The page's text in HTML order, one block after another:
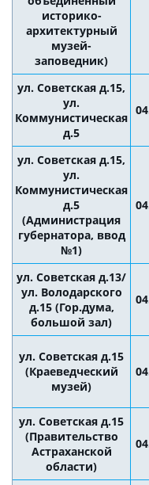
историко-
архитектурный
музей-
заповедник)
ул. Советская д.15,
ул.
Коммунистическая
д.5
ул. Советская д.15,
ул.
Коммунистическая
д.5
(Администрация
губернатора, ввод
№1)
ул. Советская д.13/
ул. Володарского
д.15 (Гор.дума,
большой зал)
ул. Советская д.15
(Краеведческий
музей)
ул. Советская д.15
(Правительство
Астраханской
области)